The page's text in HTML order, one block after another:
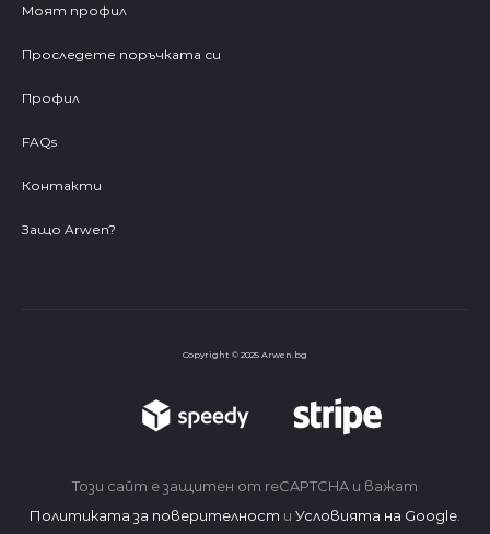
Моят профил
Проследете поръчката си
Профил
FAQs
Контакти
Защо Arwen?
Copyright © 2025 Arwen.bg
Този сайт е защитен от reCAPTCHA и важат
Политиката за поверителност и Условията на Google